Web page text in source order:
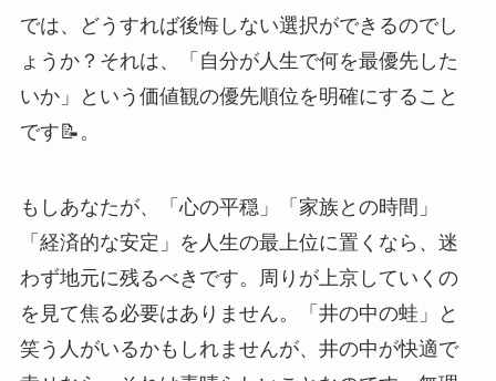
では、どうすれば後悔しない選択ができるのでし
ょうか？それは、「自分が人生で何を最優先した
いか」という価値観の優先順位を明確にすること
です📝。
もしあなたが、「心の平穏」「家族との時間」
「経済的な安定」を人生の最上位に置くなら、迷
わず地元に残るべきです。周りが上京していくの
を見て焦る必要はありません。「井の中の蛙」と
笑う人がいるかもしれませんが、井の中が快適で